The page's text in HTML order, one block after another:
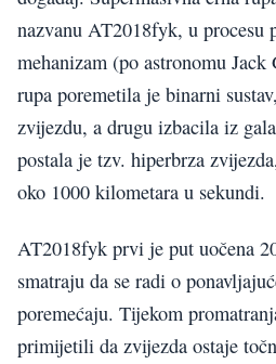
nazvanu AT2018fyk, u procesu
mehanizam (po astronomu
rupa poremetila je binarni
zvijezdu, a drugu izbacila iz
postala je tzv. hiperbrza
oko 1000 kilometara u sekundi.
AT2018fyk prvi je put uočena
smatraju da se radi o
poremećaju. Tijekom
primijetili da zvijezda ostaje